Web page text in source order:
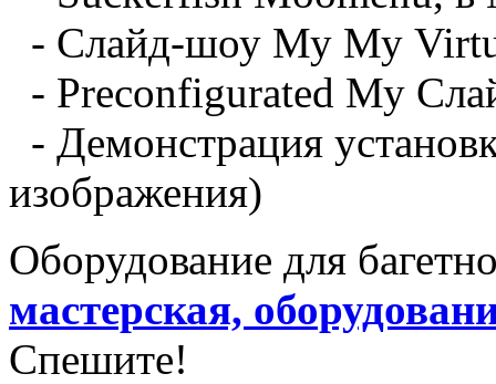
- Слайд-шоу Му Му
- Preconfigurated Му
- Демонстрация
изображения)
Оборудование для
мастерская,
Спешите!